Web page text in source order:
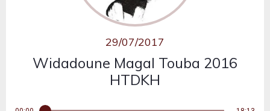
29/07/2017
Widadoune Magal Touba 2016
HTDKH